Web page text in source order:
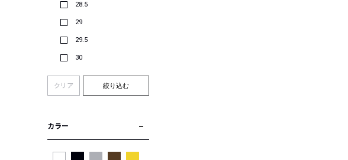
28.5
29
29.5
30
クリア 絞り込む
カラー